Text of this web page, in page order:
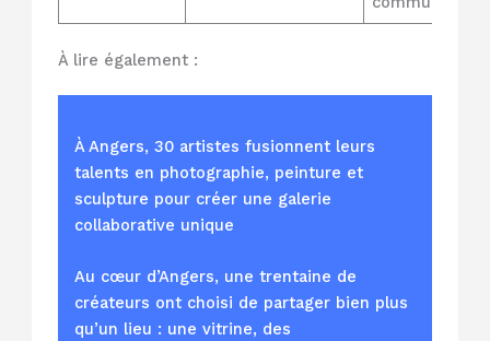
À lire également :
À Angers, 30 artistes fusionnent leurs
talents en photographie, peinture et
sculpture pour créer une galerie
collaborative unique
Au cœur d’Angers, une trentaine de
créateurs ont choisi de partager bien plus
qu’un lieu : une vitrine, des